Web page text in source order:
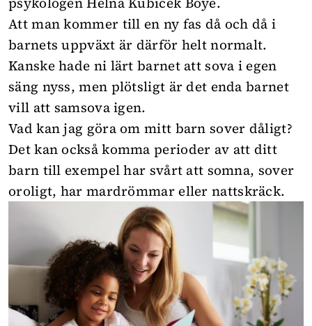
Att man kommer till en ny fas då och då i
barnets uppväxt är därför helt normalt.
Kanske hade ni lärt barnet att sova i egen
säng nyss, men plötsligt är det enda barnet
vill att samsova igen.
Vad kan jag göra om mitt barn sover dåligt?
Det kan också komma perioder av att ditt
barn till exempel har svårt att somna, sover
oroligt, har mardrömmar eller nattskräck.